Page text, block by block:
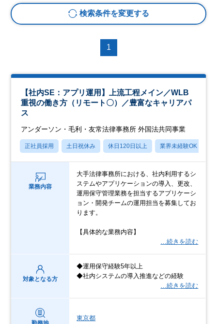
検索条件を変更する
1
【社内SE：アプリ運用】上流工程メイン／WLB
重視の働き方（リモート〇）／豊富なキャリアパ
ス
アンダーソン・毛利・友常法律事務所 外国法共同事業
正社員採用 土日祝休み 休日120日以上 業界未経験OK
業務内容
大手法律事務所における、社内利用するシ
ステムやアプリケーションの導入、更改、
運用保守管理業務を担当するアプリケーシ
ョン・開発チームの運用担当を募集してお
ります。
【具体的な業務内容】
…続きを読む
対象となる方
◆運用保守経験5年以上
◆社内システムの導入推進などの経験
…続きを読む
東京都